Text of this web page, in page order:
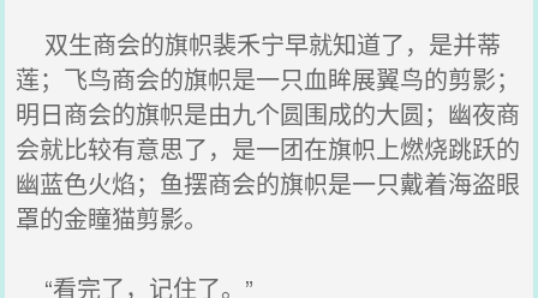
双生商会的旗帜裴禾宁早就知道了，是并蒂
莲；飞鸟商会的旗帜是一只血眸展翼鸟的剪影；
明日商会的旗帜是由九个圆围成的大圆；幽夜商
会就比较有意思了，是一团在旗帜上燃烧跳跃的
幽蓝色火焰；鱼摆商会的旗帜是一只戴着海盗眼
罩的金瞳猫剪影。
“看完了，记住了。”